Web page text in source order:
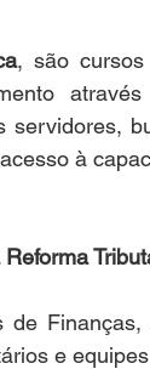
, são
servidores,
à
de
e